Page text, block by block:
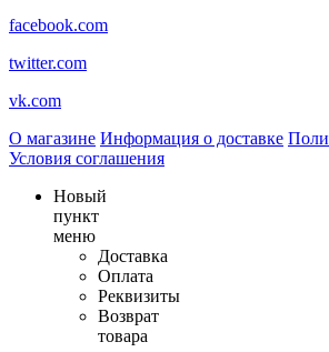
facebook.com
twitter.com
vk.com
О магазине Информация о доставке
Условия соглашения
Новый
пункт
меню
Доставка
Оплата
Реквизиты
Возврат
товара